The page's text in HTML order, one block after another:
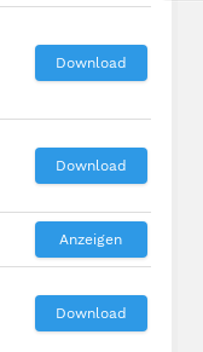
Download
Download
Anzeigen
Download